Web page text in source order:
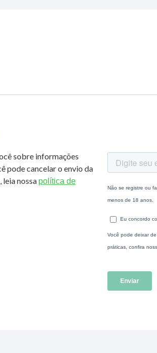
sobre informações
pode cancelar o envio da
leia nossa política de